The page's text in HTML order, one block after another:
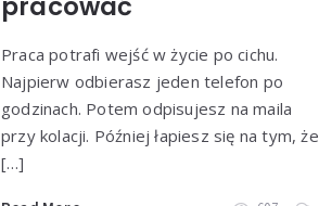
Praca potrafi wejść w życie po cichu.
Najpierw odbierasz jeden telefon po
godzinach. Potem odpisujesz na maila
przy kolacji. Później łapiesz się na tym, że
[…]